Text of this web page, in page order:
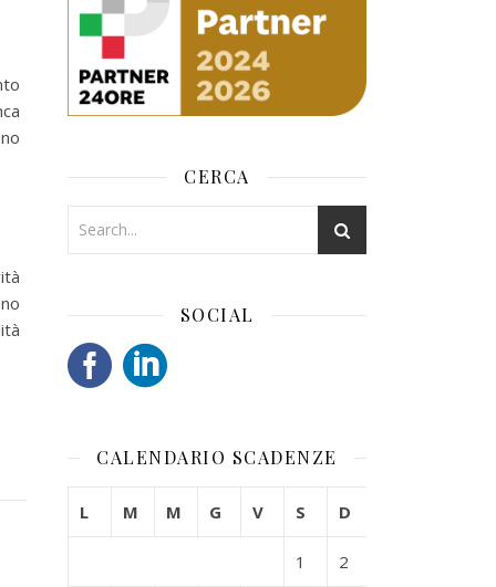
CERCA
SOCIAL
CALENDARIO SCADENZE
L M M G V S D
1 2